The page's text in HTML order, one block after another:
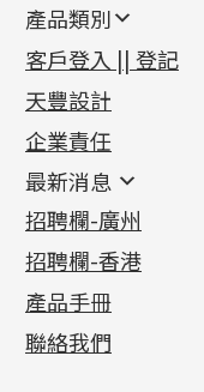
產品類別
新產品
足金系列
足金配件
機織鏈系列
珠仔鏈
镶口链
管狀網鏈
十字車花鏈系列
十字閃O鏈系列
十字錘打鏈系列
側身車花鏈系列
側身鏈系列
首飾配件
耳環類配件
卷迫系列
螺絲迫系列
梅花迫系列
平臺迫系列
綫拍系列
美拍系列
鏈類配件
動感車花吊墜
調節珠系列
生圈扣系列
龍蝦扣系列
鴨俐制系列
其他類配件
珠盤系列
袖口鈕系列
焊片及鐳射綫
空心車花管
珠類配件
無孔光身珠
空心光身珠
無孔批花珠
鑲口類
四爪頭系列
六爪頭系列
車花片
動感車花片
鑲口戒指
鑲口手鏈系列
首飾系列
手镯系列
戒指系列
空心耳環
空心车花管首饰链
空心手鐲系列
貴金屬原料
千足金
記憶金屬系列
記憶戒指
拉簧珠珠手鏈
記憶鈦手鐲
客戶登入 || 登記
天豐設計
企業責任
最新消息
最新消息
各項證書(2)
相片集(9)
展覽會資訊
最新產品資訊
招聘欄-廣州
招聘欄-香港
產品手冊
聯絡我們